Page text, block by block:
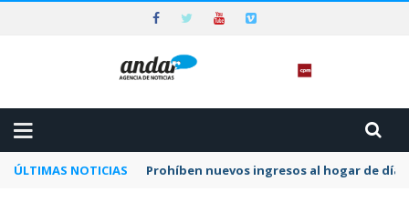
ÚLTIMAS NOTICIAS Prohíben nuevos ingresos al hogar de día